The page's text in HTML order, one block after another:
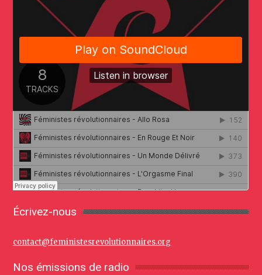
Écrivez-nous
contact@feministesrevolutionnaires.org
Nos émissions de radio